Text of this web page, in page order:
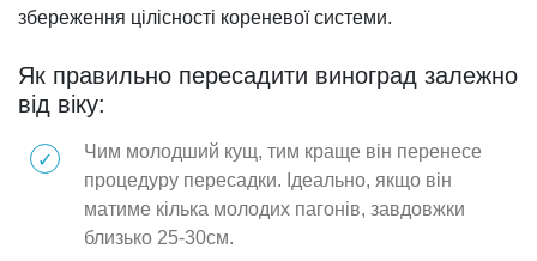
збереження цілісності кореневої системи.
Як правильно пересадити виноград залежно
від віку:
Чим молодший кущ, тим краще він перенесе
процедуру пересадки. Ідеально, якщо він
матиме кілька молодих пагонів, завдовжки
близько 25-30см.